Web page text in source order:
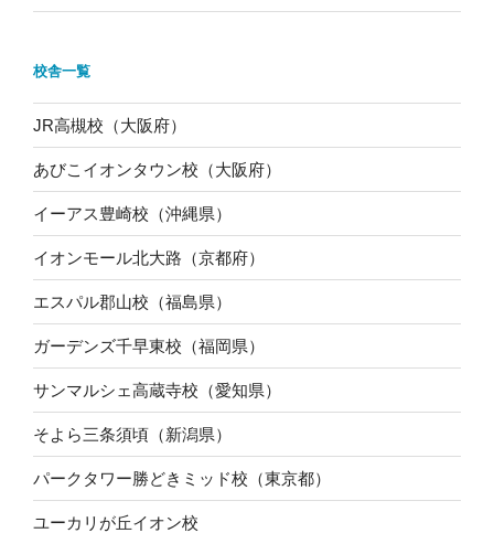
校舎一覧
JR高槻校（大阪府）
あびこイオンタウン校（大阪府）
イーアス豊崎校（沖縄県）
イオンモール北大路（京都府）
エスパル郡山校（福島県）
ガーデンズ千早東校（福岡県）
サンマルシェ高蔵寺校（愛知県）
そよら三条須頃（新潟県）
パークタワー勝どきミッド校（東京都）
ユーカリが丘イオン校